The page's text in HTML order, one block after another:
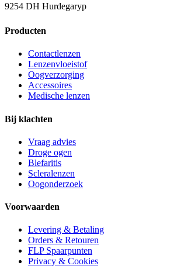
9254 DH Hurdegaryp
Producten
Contactlenzen
Lenzenvloeistof
Oogverzorging
Accessoires
Medische lenzen
Bij klachten
Vraag advies
Droge ogen
Blefaritis
Scleralenzen
Oogonderzoek
Voorwaarden
Levering & Betaling
Orders & Retouren
FLP Spaarpunten
Privacy & Cookies